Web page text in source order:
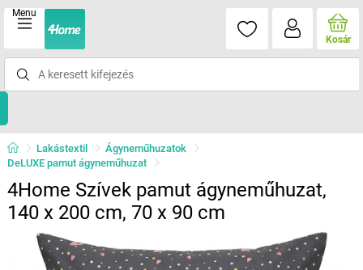
Menu
Kosár
Lakástextil
Ágyneműhuzatok
DeLUXE pamut ágyneműhuzat
4Home Szívek pamut ágyneműhuzat,
140 x 200 cm, 70 x 90 cm